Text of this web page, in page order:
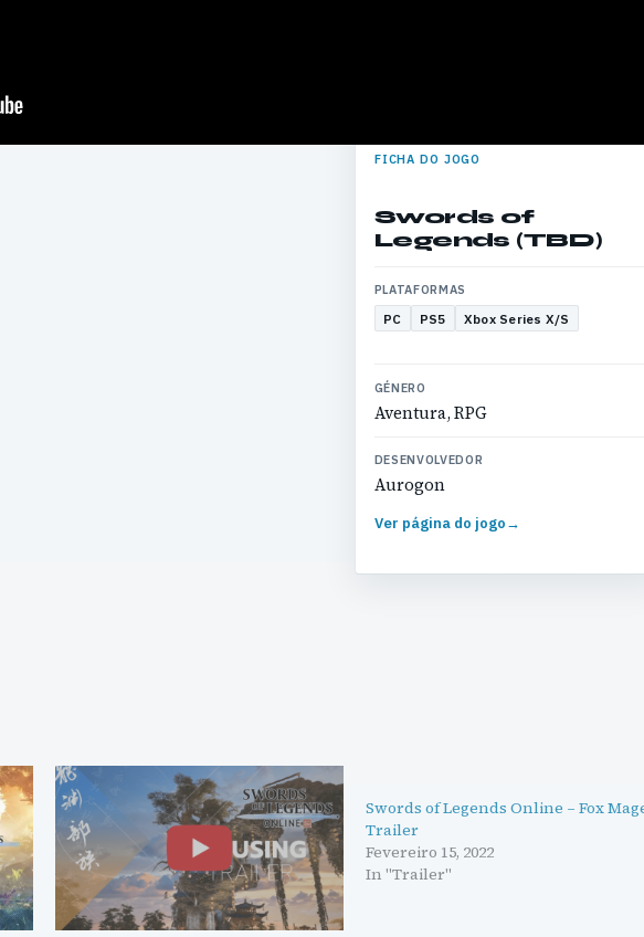
FICHA DO JOGO
Swords of
Legends (TBD)
PLATAFORMAS
PC PS5 Xbox Series X/S
GÉNERO
Aventura, RPG
DESENVOLVEDOR
Aurogon
Ver página do jogo→
Swords of Legends Online – Fox
Trailer
Fevereiro 15, 2022
In "Trailer"